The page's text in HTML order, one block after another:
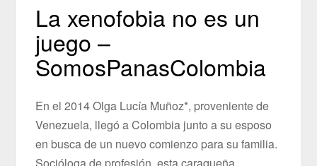
La xenofobia no es un
juego –
SomosPanasColombia
En el 2014 Olga Lucía Muñoz*, proveniente de
Venezuela, llegó a Colombia junto a su esposo
en busca de un nuevo comienzo para su familia.